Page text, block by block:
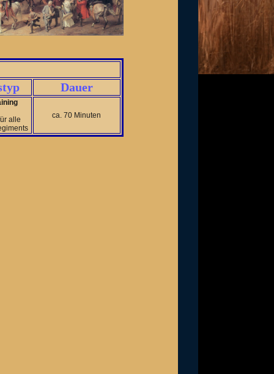
Dauer
alle
ca. 70 Minuten